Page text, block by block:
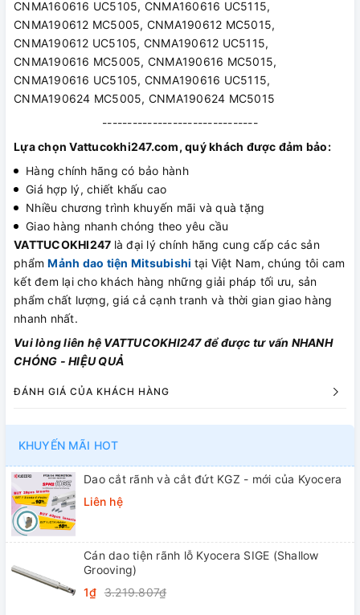
CNMA160616 UC5105, CNMA160616 UC5115,
CNMA190612 MC5005, CNMA190612 MC5015,
CNMA190612 UC5105, CNMA190612 UC5115,
CNMA190616 MC5005, CNMA190616 MC5015,
CNMA190616 UC5105, CNMA190616 UC5115,
CNMA190624 MC5005, CNMA190624 MC5015
-------------------------------
Lựa chọn Vattucokhi247.com, quý khách được đảm bảo:
Hàng chính hãng có bảo hành
Giá hợp lý, chiết khấu cao
Nhiều chương trình khuyến mãi và quà tặng
Giao hàng nhanh chóng theo yêu cầu
VATTUCOKHI247 là đại lý chính hãng cung cấp các sản
phẩmMảnh dao tiện Mitsubishi tại Việt Nam, chúng tôi cam
kết đem lại cho khách hàng những giải pháp tối ưu, sản
phẩm chất lượng, giá cả cạnh tranh và thời gian giao hàng
nhanh nhất.
Vui lòng liên hệ VATTUCOKHI247 để được tư vấn NHANH
CHÓNG - HIỆU QUẢ
ĐÁNH GIÁ CỦA KHÁCH HÀNG
KHUYẾN MÃI HOT
Dao cắt rãnh và cắt đứt KGZ - mới của Kyocera
Liên hệ
Cán dao tiện rãnh lỗ Kyocera SIGE (Shallow
Grooving)
1₫ 3.219.807₫